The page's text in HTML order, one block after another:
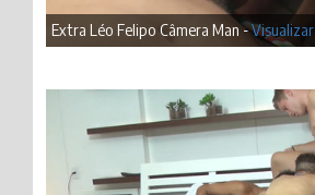
Extra Léo Felipo Câmera Man -Visualizar